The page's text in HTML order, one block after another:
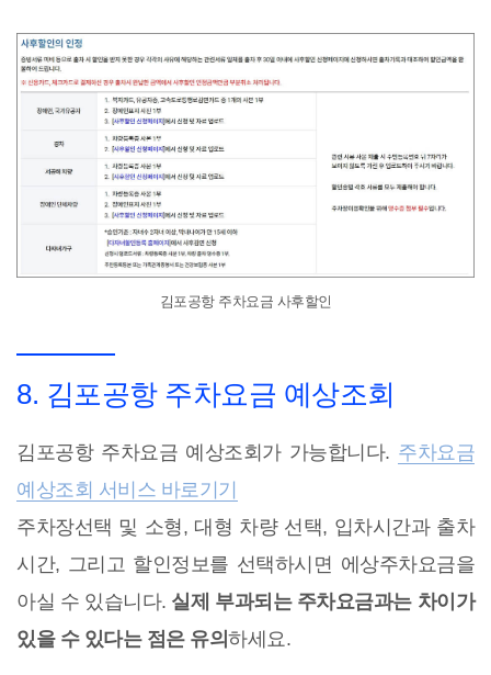
김포공항 주차요금 사후할인
8. 김포공항 주차요금 예상조회
김포공항 주차요금 예상조회가 가능합니다. 주차요금
예상조회 서비스 바로기기
주차장선택 및 소형, 대형 차량 선택, 입차시간과 출차
시간, 그리고 할인정보를 선택하시면 에상주차요금을
아실 수 있습니다. 실제 부과되는 주차요금과는 차이가
있을 수 있다는 점은 유의하세요.